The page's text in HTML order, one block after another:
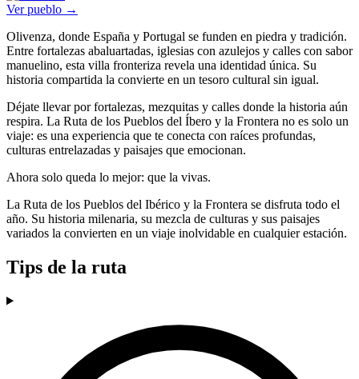
Ver pueblo →
Olivenza, donde España y Portugal se funden en piedra y tradición.
Entre fortalezas abaluartadas, iglesias con azulejos y calles con sabor
manuelino, esta villa fronteriza revela una identidad única. Su
historia compartida la convierte en un tesoro cultural sin igual.
Déjate llevar por fortalezas, mezquitas y calles donde la historia aún
respira. La Ruta de los Pueblos del Íbero y la Frontera no es solo un
viaje: es una experiencia que te conecta con raíces profundas,
culturas entrelazadas y paisajes que emocionan.
Ahora solo queda lo mejor: que la vivas.
La Ruta de los Pueblos del Ibérico y la Frontera se disfruta todo el
año. Su historia milenaria, su mezcla de culturas y sus paisajes
variados la convierten en un viaje inolvidable en cualquier estación.
Tips de la ruta